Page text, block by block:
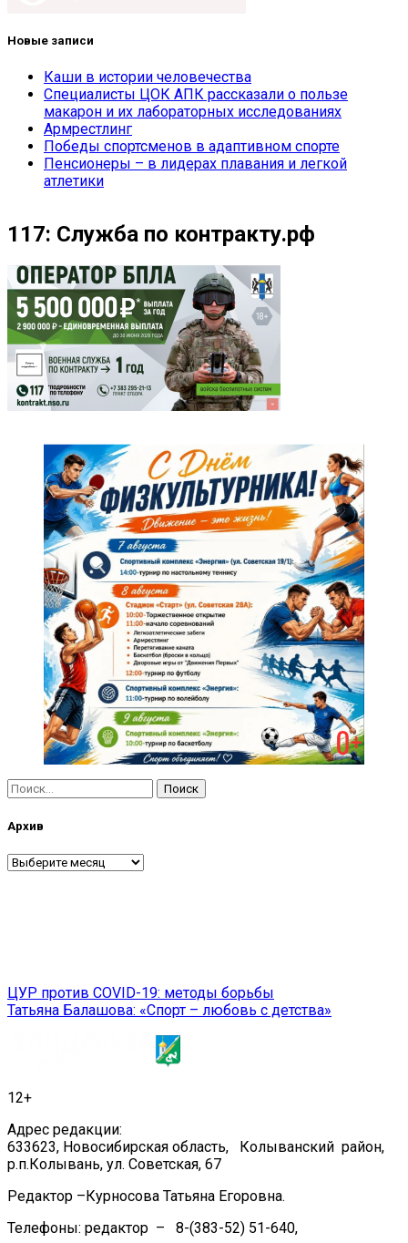
Новые записи
Каши в истории человечества
Специалисты ЦОК АПК рассказали о пользе
макарон и их лабораторных исследованиях
Армрестлинг
Победы спортсменов в адаптивном спорте
Пенсионеры – в лидерах плавания и легкой
атлетики
117: Служба по контракту.рф
Найти:
Архив
Архив
Навигация
по
ЦУР против COVID-19: методы борьбы
Татьяна Балашова: «Спорт – любовь с детства»
12+
Адрес редакции:
633623, Новосибирская область, Колыванский район,
р.п.Колывань, ул. Советская, 67
Редактор –Курносова Татьяна Егоровна.
Телефоны: редактор – 8-(383-52) 51-640,